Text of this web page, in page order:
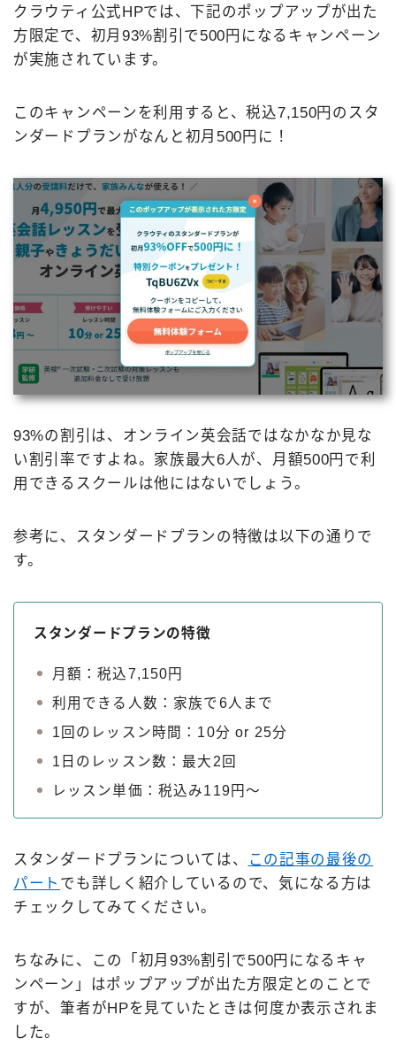
クラウティ公式HPでは、下記のポップアップが出た
方限定で、初月93%割引で500円になるキャンペーン
が実施されています。
このキャンペーンを利用すると、税込7,150円のスタ
ンダードプランがなんと初月500円に！
93%の割引は、オンライン英会話ではなかなか見な
い割引率ですよね。家族最大6人が、月額500円で利
用できるスクールは他にはないでしょう。
参考に、スタンダードプランの特徴は以下の通りで
す。
スタンダードプランの特徴
月額：税込7,150円
利用できる人数：家族で6人まで
1回のレッスン時間：10分 or 25分
1日のレッスン数：最大2回
レッスン単価：税込み119円～
スタンダードプランについては、
この記事の最後の
パート でも詳しく紹介しているので、気になる方は
チェックしてみてください。
ちなみに、この「初月93%割引で500円になるキャ
ンペーン」はポップアップが出た方限定とのことで
すが、筆者がHPを見ていたときは何度か表示されま
した。